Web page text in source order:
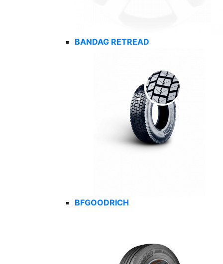
BANDAG RETREAD
BFGOODRICH